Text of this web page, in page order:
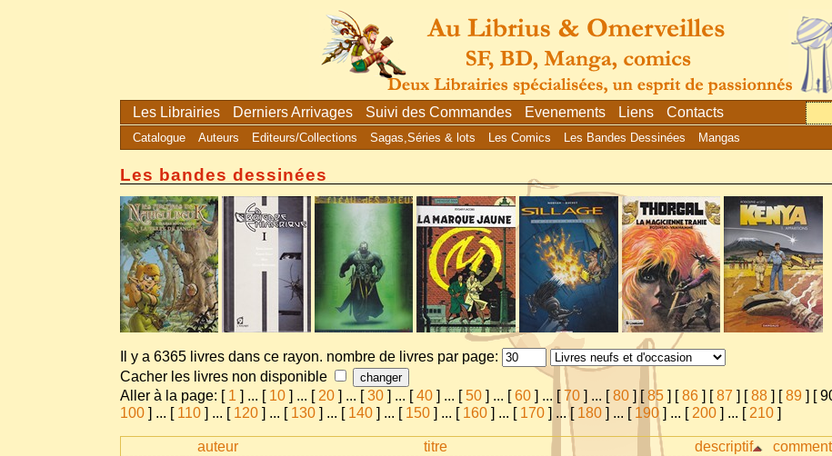
Les Librairies Derniers Arrivages Suivi des Commandes Evenements Liens Contacts
Catalogue Auteurs Editeurs/Collections Sagas,Séries & lots Les Comics Les Bandes Dessinées Mangas
Les bandes dessinées
Il y a 6365 livres dans ce rayon. nombre de livres par page:
Cacher les livres non disponible
Aller à la page: [ 1 ] ... [ 10 ] ... [ 20 ] ... [30 ] ... [40 ] ... [ 50 ] ... [60 ] ... [70 ] ... [80 ] [85 ] [86 ] [87 ] [88 ] [89 ] [
100 ] ... [ 110 ] ... [ 120 ] ... [ 130 ] ... [ 140 ] ... [ 150 ] ... [ 160 ] ... [ 170 ] ...[ 180 ] ... [ 190 ] ... [ 200 ] ... [ 210 ]
auteur titre descriptif